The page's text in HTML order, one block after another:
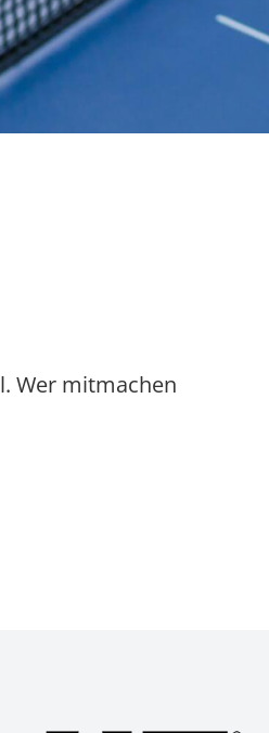
Wer mitmachen